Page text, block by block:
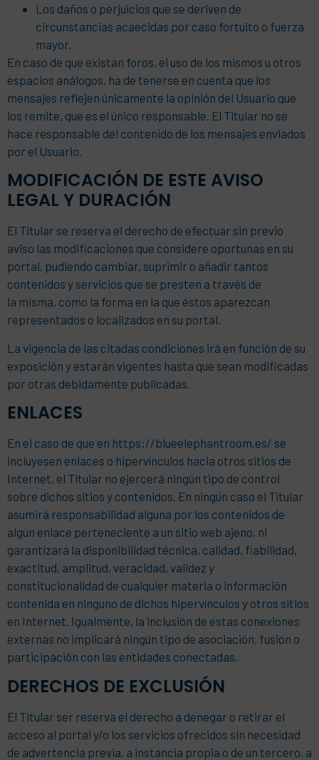
Los daños o perjuicios que se deriven de
circunstancias acaecidas por caso fortuito o fuerza
mayor.
En caso de que existan foros, el uso de los mismos u otros
espacios análogos, ha de tenerse en cuenta que los
mensajes reflejen únicamente la opinión del Usuario que
los remite, que es el único responsable. El Titular no se
hace responsable del contenido de los mensajes enviados
por el Usuario.
MODIFICACIÓN DE ESTE AVISO
LEGAL Y DURACIÓN
El Titular se reserva el derecho de efectuar sin previo
aviso las modificaciones que considere oportunas en su
portal, pudiendo cambiar, suprimir o añadir tantos
contenidos y servicios que se presten a través de
la misma, como la forma en la que éstos aparezcan
representados o localizados en su portal.
La vigencia de las citadas condiciones irá en función de su
exposición y estarán vigentes hasta que sean modificadas
por otras debidamente publicadas.
ENLACES
En el caso de que en https://blueelephantroom.es/ se
incluyesen enlaces o hipervínculos hacia otros sitios de
Internet, el Titular no ejercerá ningún tipo de control
sobre dichos sitios y contenidos. En ningún caso el Titular
asumirá responsabilidad alguna por los contenidos de
algún enlace perteneciente a un sitio web ajeno, ni
garantizará la disponibilidad técnica, calidad, fiabilidad,
exactitud, amplitud, veracidad, validez y
constitucionalidad de cualquier materia o información
contenida en ninguno de dichos hipervínculos y otros sitios
en Internet. Igualmente, la inclusión de estas conexiones
externas no implicará ningún tipo de asociación, fusión o
participación con las entidades conectadas.
DERECHOS DE EXCLUSIÓN
El Titular ser reserva el derecho a denegar o retirar el
acceso al portal y/o los servicios ofrecidos sin necesidad
de advertencia previa, a instancia propia o de un tercero, a